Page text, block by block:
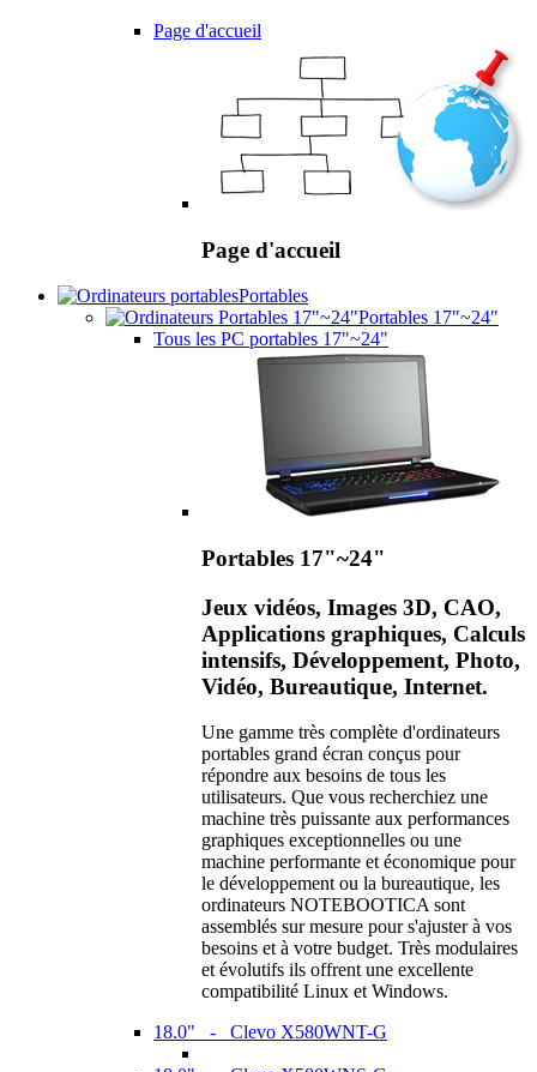
Page d'accueil
Page d'accueil
Portables
Portables 17"~24"
Tous les PC portables 17"~24"
Portables 17"~24"
Jeux vidéos, Images 3D, CAO,
Applications graphiques, Calculs
intensifs, Développement, Photo,
Vidéo, Bureautique, Internet.
Une gamme très complète d'ordinateurs
portables grand écran conçus pour
répondre aux besoins de tous les
utilisateurs. Que vous recherchiez une
machine très puissante aux performances
graphiques exceptionnelles ou une
machine performante et économique pour
le développement ou la bureautique, les
ordinateurs NOTEBOOTICA sont
assemblés sur mesure pour s'ajuster à vos
besoins et à votre budget. Très modulaires
et évolutifs ils offrent une excellente
compatibilité Linux et Windows.
18.0" - Clevo X580WNT-G